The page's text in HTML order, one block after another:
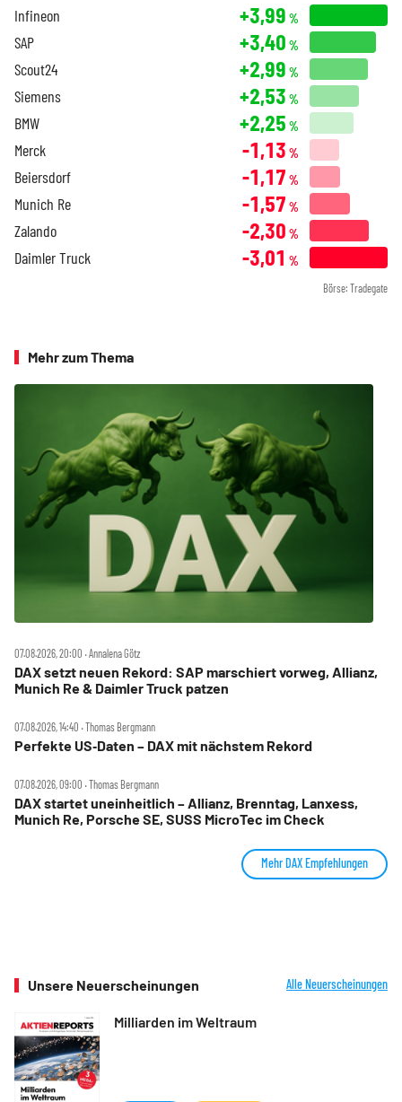
Infineon +3,99 %
SAP +3,40 %
Scout24 +2,99 %
Siemens +2,53 %
BMW +2,25 %
Merck -1,13 %
Beiersdorf -1,17 %
Munich Re -1,57 %
Zalando -2,30 %
Daimler Truck -3,01 %
Börse: Tradegate
Mehr zum Thema
07.08.2026, 20:00 ‧ Annalena Götz
DAX setzt neuen Rekord: SAP marschiert vorweg, Allianz,
Munich Re & Daimler Truck patzen
07.08.2026, 14:40 ‧ Thomas Bergmann
Perfekte US‑Daten – DAX mit nächstem Rekord
07.08.2026, 09:00 ‧ Thomas Bergmann
DAX startet uneinheitlich – Allianz, Brenntag, Lanxess,
Munich Re, Porsche SE, SUSS MicroTec im Check
Mehr DAX Empfehlungen
Unsere Neuerscheinungen Alle Neuerscheinungen
Milliarden im Weltraum